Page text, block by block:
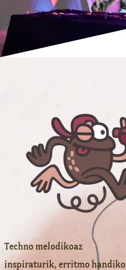
Techno melodikoaz
inspiraturik, erritmo handiko